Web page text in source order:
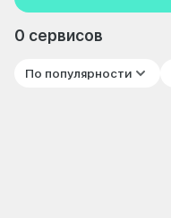
0 сервисов
По популярности